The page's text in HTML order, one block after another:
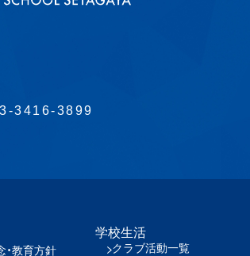
3416-3899
・教育方針
学校生活
クラブ活動一覧